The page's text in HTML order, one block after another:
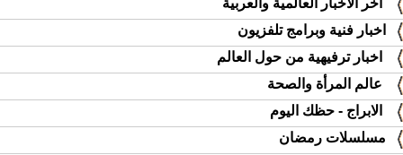
اخر الاخبار العالمية والعربية
اخبار فنية وبرامج تلفزيون
اخبار ترفيهية من حول العالم
عالم المرأة والصحة
الابراج - حظك اليوم
مسلسلات رمضان